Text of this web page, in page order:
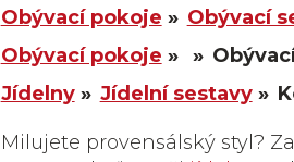
Obývací pokoje Obývací
Obývací pokoje
Jídelny
Jídelní sestavy
Milujete provensálský styl?